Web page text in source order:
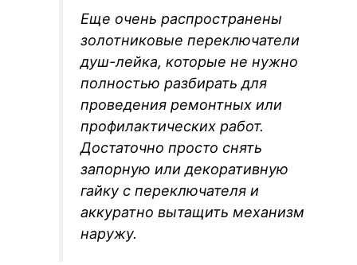
Еще очень распространены
золотниковые переключатели
душ-лейка, которые не нужно
полностью разбирать для
проведения ремонтных или
профилактических работ.
Достаточно просто снять
запорную или декоративную
гайку с переключателя и
аккуратно вытащить механизм
наружу.